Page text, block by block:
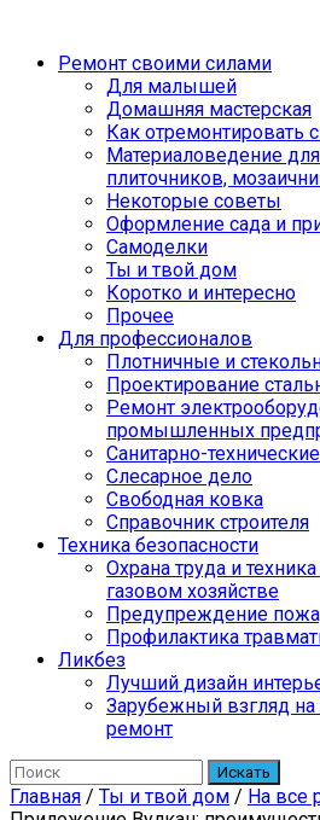
Ремонт своими силами
Для малышей
Домашняя мастерская
Как отремонтировать
Материаловедение
плиточников,
Некоторые советы
Оформление сада и
Самоделки
Ты и твой дом
Коротко и интересно
Прочее
Для профессионалов
Плотничные и
Проектирование
Ремонт
промышленных
Санитарно-
Слесарное дело
Свободная ковка
Справочник строителя
Техника безопасности
Охрана труда и
газовом хозяйстве
Предупреждение
Профилактика
Ликбез
Лучший дизайн
Зарубежный взгляд на
ремонт
Искать
Главная / Ты и твой дом / На все